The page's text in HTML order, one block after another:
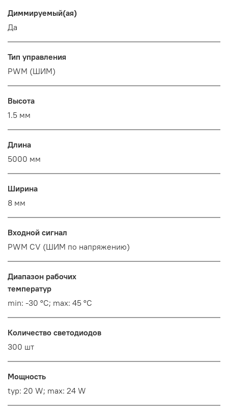
Диммируемый(ая)
Да
Тип управления
PWM (ШИМ)
Высота
1.5 мм
Длина
5000 мм
Ширина
8 мм
Входной сигнал
PWM СV (ШИМ по напряжению)
Диапазон рабочих
температур
min: -30 °C; max: 45 °C
Количество светодиодов
300 шт
Мощность
typ: 20 W; max: 24 W